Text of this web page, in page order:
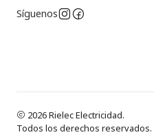
Síguenos
2026 Rielec Electricidad.
Todos los derechos reservados.